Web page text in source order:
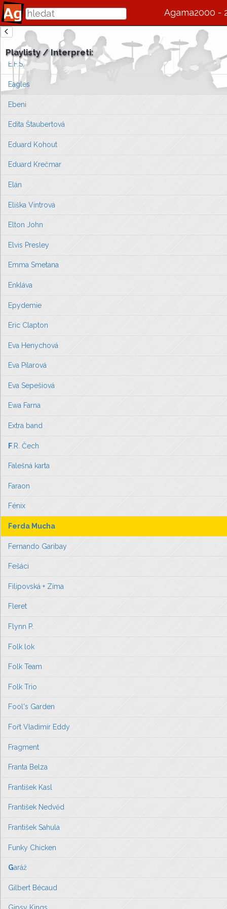
Agama2000 -
zde se bude v budoucnu zobrazovat informace o interpretovi /
Vlevo vyberte píseň, kterou chcete zobrazit
nebo můžete přejít na úvodní stránku ...
Playlisty / Interpreti:
Dymytry
E!E
E.F. Burian
E.F.S.
Eagles
Ebeni
Edita Štaubertová
Eduard Kohout
Eduard Krečmar
Elán
Eliška Vintrová
Elton John
Elvis Presley
Emma Smetana
Enkláva
Epydemie
Eric Clapton
Eva Henychová
Eva Pilarová
Eva Sepešiová
Ewa Farna
Extra band
F .R. Čech
Falešná karta
Faraon
Fénix
Ferda Mucha
Fernando Garibay
Fešáci
Filipovská + Zíma
Fleret
Flynn P.
Folk lok
Folk Team
Folk Trio
Fool's Garden
Fořt Vladimír Eddy
Fragment
Franta Belza
František Kasl
František Nedvěd
František Sahula
Funky Chicken
Garáž
Gilbert Bécaud